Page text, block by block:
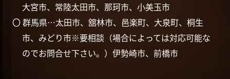
大宮市、常陸太田市、那珂市、小美玉市
〇 群馬県…太田市、舘林市、邑楽町、大泉町、桐生
市、みどり市※要相談（場合によっては対応可能な
のでお問合せ下さい。）伊勢崎市、前橋市